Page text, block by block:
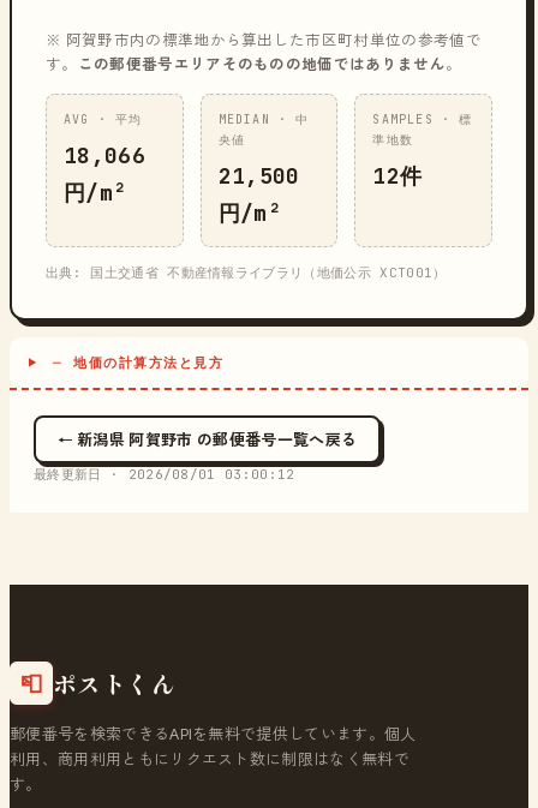
※ 阿賀野市内の標準地から算出した市区町村単位の参考値で
す。
この郵便番号エリアそのものの地価ではありません。
AVG · 平均
18,066
円/m²
MEDIAN · 中
央値
21,500
円/m²
SAMPLES · 標
準地数
12件
出典: 国土交通省 不動産情報ライブラリ（地価公示 XCT001）
─ 地価の計算方法と見方
← 新潟県 阿賀野市 の郵便番号一覧へ戻る
最終更新日 · 2026/08/01 03:00:12
📮 ポストくん
郵便番号を検索できるAPIを無料で提供しています。個人
利用、商用利用ともにリクエスト数に制限はなく無料で
す。